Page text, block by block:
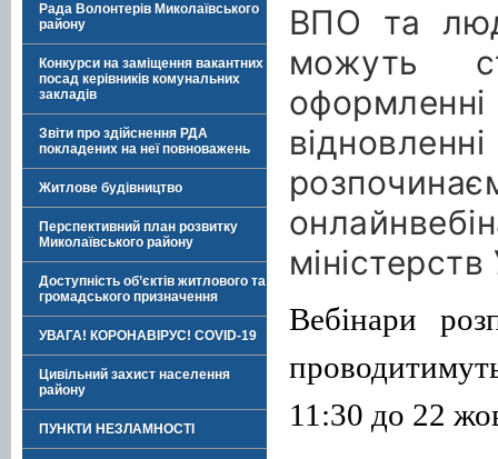
Рада Волонтерів Миколаївського
району
Конкурси на заміщення вакантних
посад керівників комунальних
закладів
Звіти про здійснення РДА
покладених на неї повноважень
Житлове будівництво
Перспективний план розвитку
Миколаївського району
Доступність об’єктів житлового та
громадського призначення
УВАГА! КОРОНАВІРУС! COVID-19
Цивільний захист населення
району
ПУНКТИ НЕЗЛАМНОСТІ
ВПО та
можуть
міністерств
Вебінари
11:30 до 22